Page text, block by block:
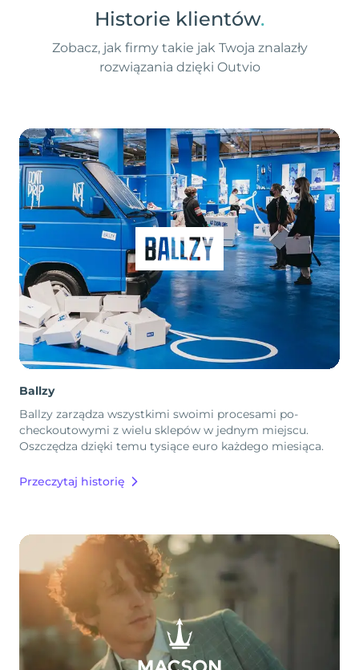
Historie klientów.
Zobacz, jak firmy takie jak Twoja znalazły
rozwiązania dzięki Outvio
Ballzy
Ballzy zarządza wszystkimi swoimi procesami po-
checkoutowymi z wielu sklepów w jednym miejscu.
Oszczędza dzięki temu tysiące euro każdego miesiąca.
Przeczytaj historię